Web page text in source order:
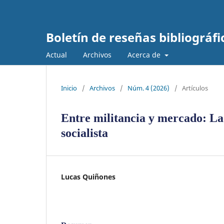
Boletín de reseñas
Actual Archivos Acerca de
Inicio / Archivos / Núm. 4 (2026) / Artículos
Entre militancia y mercado:
socialista
Lucas Quiñones